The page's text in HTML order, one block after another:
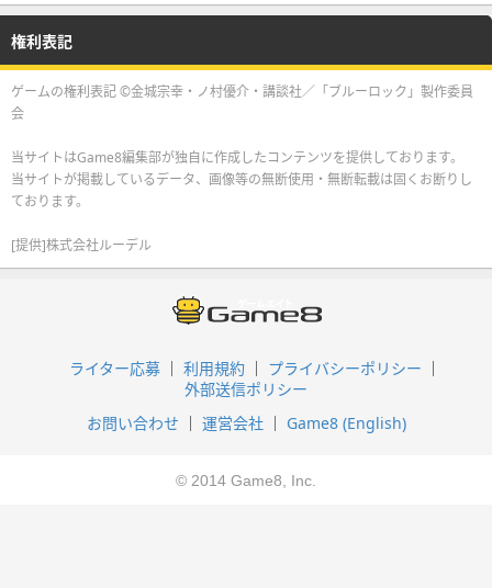
権利表記
ゲームの権利表記 ©金城宗幸・ノ村優介・講談社／「ブルーロック」製作委員
会
当サイトはGame8編集部が独自に作成したコンテンツを提供しております。
当サイトが掲載しているデータ、画像等の無断使用・無断転載は固くお断りし
ております。
[提供]株式会社ルーデル
ライター応募 利用規約
プライバシーポリシー
外部送信ポリシー
お問い合わせ
運営会社 Game8 (English)
© 2014 Game8, Inc.